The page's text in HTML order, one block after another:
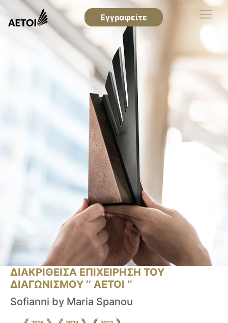
Εγγραφείτε
ΔΙΑΚΡΙΘΕΙΣΑ ΕΠΙΧΕΙΡΗΣΗ ΤΟΥ
ΔΙΑΓΩΝΙΣΜΟΥ ‘’ ΑΕΤΟΙ ‘’
Sofianni by Maria Spanou